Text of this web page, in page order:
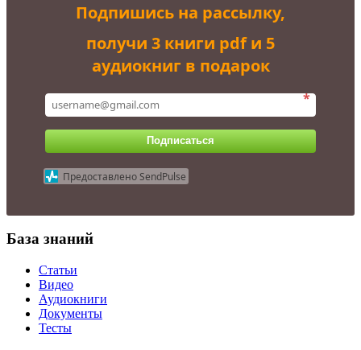
Подпишись на рассылку,
получи 3 книги pdf и 5
аудиокниг в подарок
*
Подписаться
Предоставлено SendPulse
База знаний
Статьи
Видео
Аудиокниги
Документы
Тесты